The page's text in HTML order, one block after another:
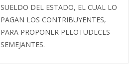
SUELDO DEL ESTADO, EL CUAL LO
PAGAN LOS CONTRIBUYENTES,
PARA PROPONER PELOTUDECES
SEMEJANTES.